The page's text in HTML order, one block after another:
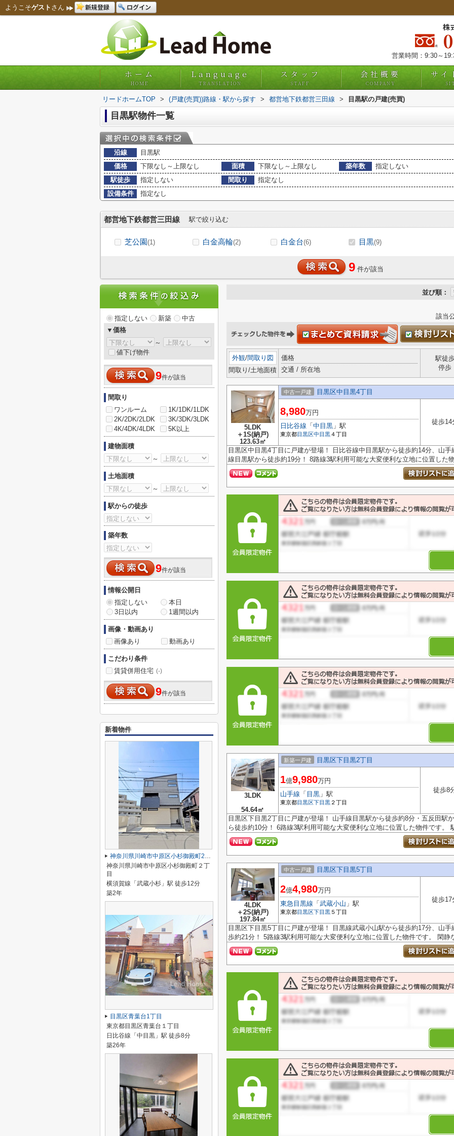
ようこそゲスト さん 新規登録 ログイン
株
営業時間：9:30～
ホーム
HOME
Language
TRANSLATION
スタッフ
STAFF
会社概要
COMPANY
サイ
リードホームTOP > (戸建(売買))路線・駅から探す > 都営地下鉄都営三田線 > 目黒駅の戸建(売買)
目黒駅物件一覧
沿線
目黒駅
価格
下限なし～上限なし 面積 下限なし～上限なし 築年数
指定しない
駅徒歩
指定しない 間取り
指定なし
設備条件
指定なし
都営地下鉄都営三田線 駅で絞り込む
芝公園(1) 白金高輪(2) 白金台(6) 目黒(9)
9 件が該当
並び順：
該当
外観/間取り図
間取り/土地面積
価格
交通 / 所在地
駅徒
停歩
5LDK
＋1S(納戸)
123.63㎡
中古一戸建 目黒区中目黒4丁目
8,980万円
日比谷線 「 中目黒 」駅
東京都目黒区中目黒４丁目
徒歩14
目黒区中目黒4丁目に戸建が登場！ 日比谷線中目黒駅から徒歩約14分、山
線目黒駅から徒歩約19分！ 8路線3駅利用可能な大変便利な立地に位置した
3LDK
54.64㎡
新築一戸建 目黒区下目黒2丁目
1億9,980万円
山手線 「 目黒 」駅
東京都目黒区下目黒 ２丁目
徒歩8
目黒区下目黒2丁目に戸建が登場！ 山手線目黒駅から徒歩約8分・五反田駅
ら徒歩約10分！ 6路線3駅利用可能な大変便利な立地に位置した物件です。
4LDK
＋2S(納戸)
197.84㎡
中古一戸建 目黒区下目黒5丁目
2億4,980万円
東急目黒線 「 武蔵小山 」駅
東京都目黒区下目黒 ５丁目
徒歩17
目黒区下目黒5丁目に戸建が登場！ 目黒線武蔵小山駅から徒歩約17分、山
歩約21分！ 5路線3駅利用可能な大変便利な立地に位置した物件です。 閑静
指定しない 新築
中古
▼価格
～
値下げ物件
9件が該当
間取り
ワンルーム
1K/1DK/1LDK
2K/2DK/2LDK
3K/3DK/3LDK
4K/4DK/4LDK
5K以上
建物面積
～
土地面積
～
駅からの徒歩
築年数
9件が該当
情報公開日
指定しない
本日
3日以内
1週間以内
画像・動画あり
画像あり
動画あり
こだわり条件
賃貸併用住宅 (-)
9件が該当
新着物件
神奈川県川崎市中原区小杉御殿町2丁目
神奈川県川崎市中原区小杉御殿町２丁
目
横須賀線「武蔵小杉」駅 徒歩12分
築2年
目黒区青葉台1丁目
東京都目黒区青葉台１丁目
日比谷線「中目黒」駅 徒歩8分
築26年